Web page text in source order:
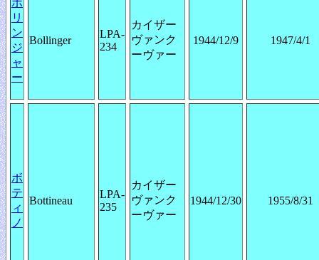
リ
ン
ジ
ャ
ー
Bollinger
LPA-
234
カイザー
ヴァンク
ーヴァー
1944/12/9 1947/4/1
ボ
テ
ィ
ノ
Bottineau
LPA-
235
カイザー
ヴァンク
ーヴァー
1944/12/30 1955/8/31